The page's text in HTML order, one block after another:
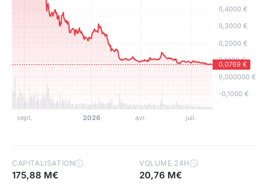
CAPITALISATION i
175,88 M€
VOLUME 24H i
20,76 M€